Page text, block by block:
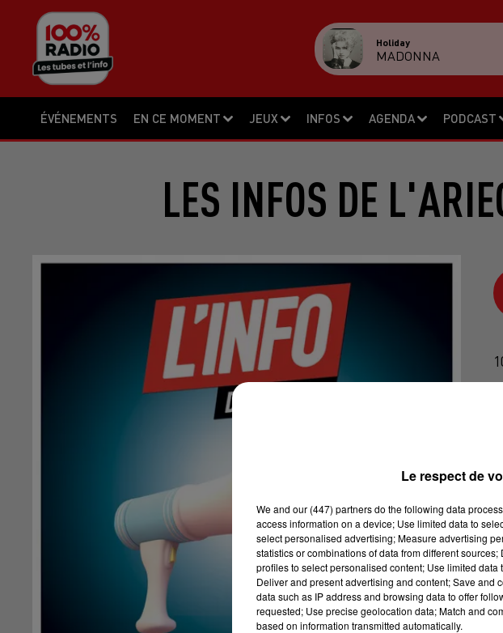
ÉVÉNEMENTS EN CE MOMENT JEUX INFOS AGENDA PODCAST
Holiday
MADONNA
LES INFOS DE
Le respect de
We and our (447) partnersdo the following data
access information on a device; Use limited data to
select personalised advertising; Measure advertising
statistics or combinations of data from different
profiles to select personalised content; Use limited
Deliver and present advertising and content; Save and
data such as IP address and browsing data to offer
requested; Use precise geolocation data; Match and
based on information transmitted automatically.